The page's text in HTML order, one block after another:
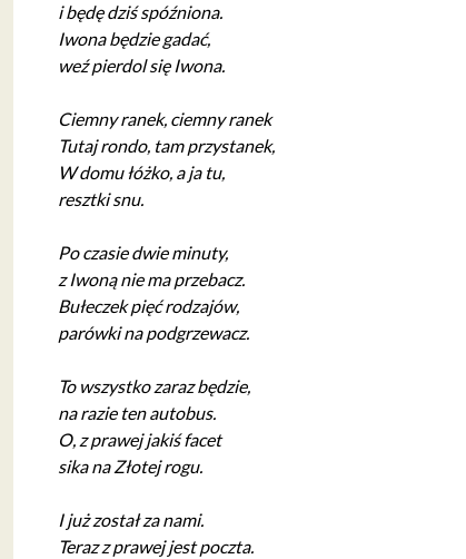
i będę dziś spóźniona.
Iwona będzie gadać,
weź pierdol się Iwona.
Ciemny ranek, ciemny ranek
Tutaj rondo, tam przystanek,
W domu łóżko, a ja tu,
resztki snu.
Po czasie dwie minuty,
z Iwoną nie ma przebacz.
Bułeczek pięć rodzajów,
parówki na podgrzewacz.
To wszystko zaraz będzie,
na razie ten autobus.
O, z prawej jakiś facet
sika na Złotej rogu.
I już został za nami.
Teraz z prawej jest poczta.